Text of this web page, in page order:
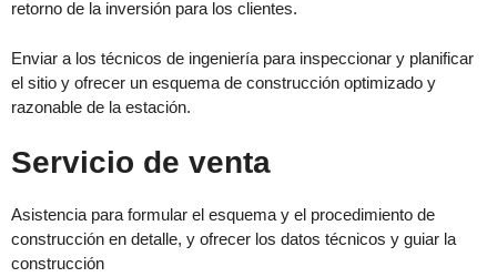
retorno de la inversión para los clientes.
Enviar a los técnicos de ingeniería para inspeccionar y planificar
el sitio y ofrecer un esquema de construcción optimizado y
razonable de la estación.
Servicio de venta
Asistencia para formular el esquema y el procedimiento de
construcción en detalle, y ofrecer los datos técnicos y guiar la
construcción